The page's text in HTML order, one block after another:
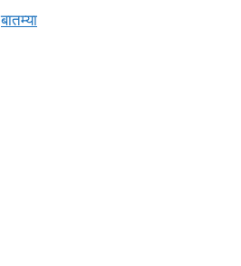
बातम्या